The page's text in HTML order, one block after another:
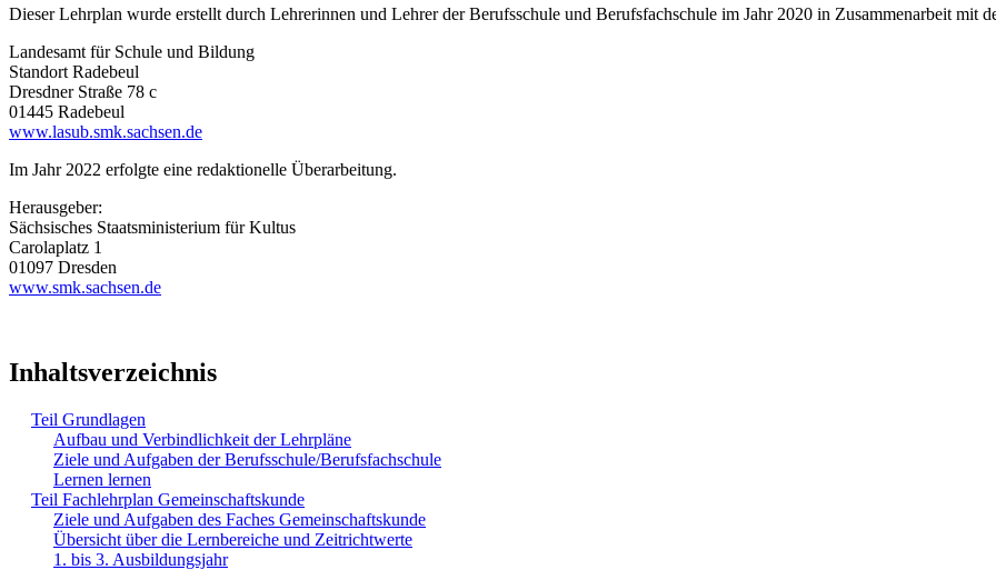
Dieser Lehrplan wurde erstellt durch Lehrerinnen und Lehrer der Berufsschule und Berufsfachschule im Jahr 2020 in Zusammenarbeit mit
Landesamt für Schule und Bildung
Standort Radebeul
Dresdner Straße 78 c
01445 Radebeul
www.lasub.smk.sachsen.de
Im Jahr 2022 erfolgte eine redaktionelle Überarbeitung.
Herausgeber:
Sächsisches Staatsministerium für Kultus
Carolaplatz 1
01097 Dresden
www.smk.sachsen.de
Inhaltsverzeichnis
Teil Grundlagen
Aufbau und Verbindlichkeit der Lehrpläne
Ziele und Aufgaben der Berufsschule/Berufsfachschule
Lernen lernen
Teil Fachlehrplan Gemeinschaftskunde
Ziele und Aufgaben des Faches Gemeinschaftskunde
Übersicht über die Lernbereiche und Zeitrichtwerte
1. bis 3. Ausbildungsjahr